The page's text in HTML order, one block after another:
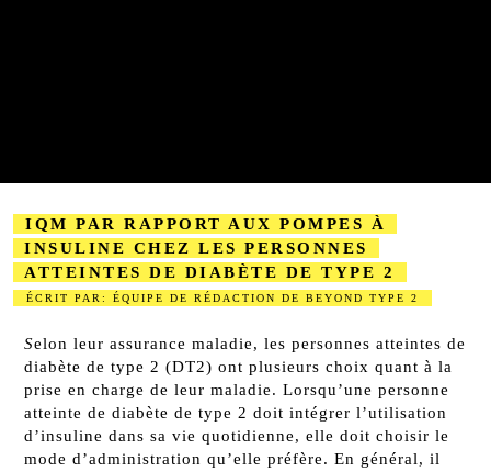
IQM PAR RAPPORT AUX POMPES À
INSULINE CHEZ LES PERSONNES
ATTEINTES DE DIABÈTE DE TYPE 2
ÉCRIT PAR: ÉQUIPE DE RÉDACTION DE BEYOND TYPE 2
Selon leur assurance maladie, les personnes atteintes de
diabète de type 2 (DT2) ont plusieurs choix quant à la
prise en charge de leur maladie. Lorsqu’une personne
atteinte de diabète de type 2 doit intégrer l’utilisation
d’insuline dans sa vie quotidienne, elle doit choisir le
mode d’administration qu’elle préfère. En général, il